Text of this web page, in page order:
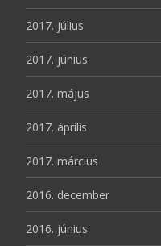
2017. július
2017. június
2017. május
2017. április
2017. március
2016. december
2016. június